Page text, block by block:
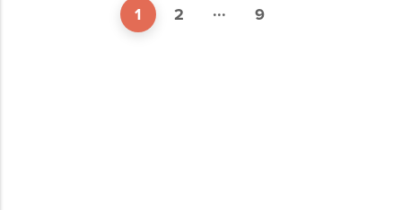
1 2 ... 9